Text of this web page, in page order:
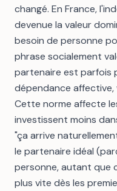
changé. En France,
devenue la valeur
besoin de personne
phrase socialement
partenaire est parfois
dépendance affective,
Cette norme affecte
investissent moins
"ça arrive
le partenaire idéal
personne, autant que
plus vite dès les